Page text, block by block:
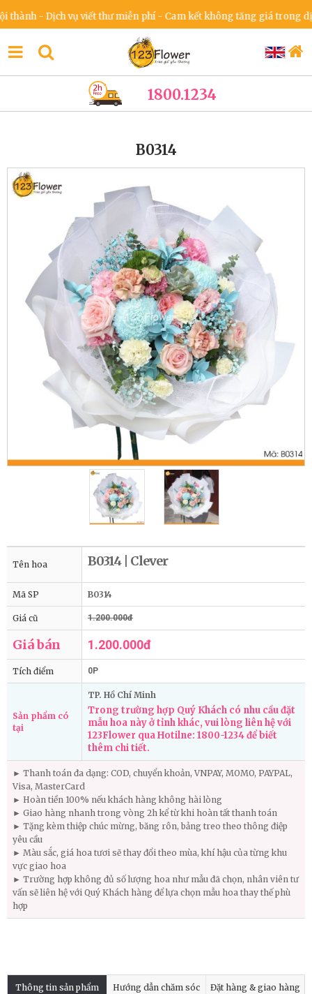
- Dịch vụ viết thư miễn phí - Cam kết không tăng giá trong dịp lễ &
1800.1234
B0314
Tên hoa B0314 | Clever
Mã SP B0314
Giá cũ 1.200.000đ
Giá bán 1.200.000đ
Tích điểm 0P
Sản phẩm có
tại
TP. Hồ Chí Minh
Trong trường hợp Quý Khách có nhu cầu đặt
mẫu hoa này ở tỉnh khác, vui lòng liên hệ với
123Flower qua Hotilne: 1800-1234 để biết
thêm chi tiết.
► Thanh toán đa dạng: COD, chuyển khoản, VNPAY, MOMO, PAYPAL,
Visa, MasterCard
► Hoàn tiền 100% nếu khách hàng không hài lòng
► Giao hàng nhanh trong vòng 2h kể từ khi hoàn tất thanh toán
► Tặng kèm thiệp chúc mừng, băng rôn, bảng treo theo thông điệp
yêu cầu
► Màu sắc, giá hoa tươi sẽ thay đổi theo mùa, khí hậu của từng khu
vực giao hoa
► Trường hợp không đủ số lượng hoa như mẫu đã chọn, nhân viên tư
vấn sẽ liên hệ với Quý Khách hàng để lựa chọn mẫu hoa thay thế phù
hợp
Thông tin sản phẩm Hướng dẫn chăm sóc Đặt hàng & giao hàng